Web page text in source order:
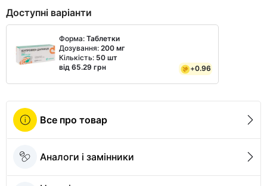
Доступні варіанти
Форма: Таблетки
Дозування: 200 мг
Кількість: 50 шт
від 65.29 грн
+0.96
Все про товар
Аналоги і замінники